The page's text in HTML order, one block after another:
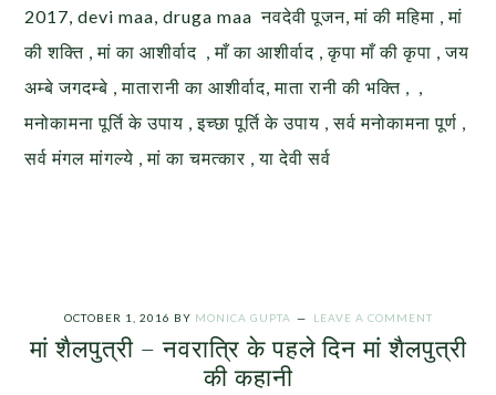
2017, devi maa, druga maa नवदेवी पूजन, मां की महिमा , मां
की शक्ति , मां का आशीर्वाद , माँ का आशीर्वाद , कृपा माँ की कृपा , जय
अम्बे जगदम्बे , मातारानी का आशीर्वाद, माता रानी की भक्ति , ,
मनोकामना पूर्ति के उपाय , इच्छा पूर्ति के उपाय , सर्व मनोकामना पूर्ण ,
सर्व मंगल मांगल्ये , मां का चमत्कार , या देवी सर्व
OCTOBER 1, 2016 BY MONICA GUPTA LEAVE A COMMENT
मां शैलपुत्री – नवरात्रि के पहले दिन मां शैलपुत्री
की कहानी